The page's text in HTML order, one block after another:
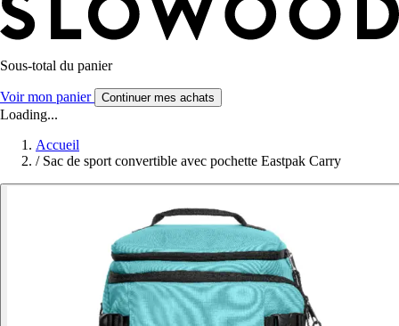
Sous-total du panier
Voir mon panier Continuer mes achats
Loading...
Accueil
/ Sac de sport convertible avec pochette Eastpak Carry